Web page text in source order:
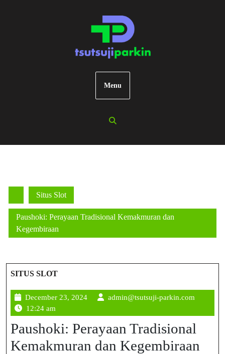
Menu
Situs Slot
Paushoki: Perayaan Tradisional Kemakmuran dan
Kegembiraan
SITUS SLOT
December 23, 2024Decemberadmin@tsutsuji-parkin.com
12:24 am
Paushoki: Perayaan Tradisional
Kemakmuran dan Kegembiraan